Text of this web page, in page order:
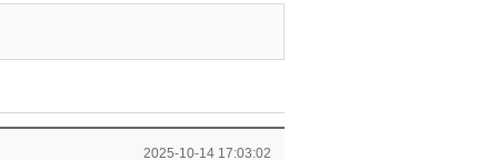
2025-10-14 17:03:02